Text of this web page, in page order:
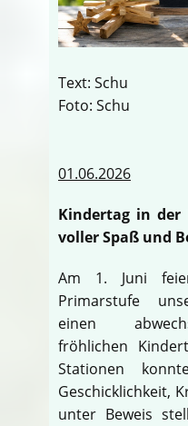
Text: Schu
Foto: Schu
01.06.2026
Kindertag in der
voller Spaß und
Am 1. Juni
Primarstufe
einen
fröhlichen
Stationen
Geschicklichkeit,
unter Beweis